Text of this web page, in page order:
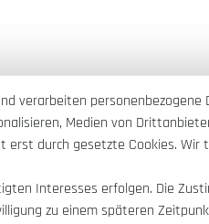
verarbeiten personenbezogene
Medien von
durch gesetzte Cookies. Wir
Interesses erfolgen. Die
zu einem späteren